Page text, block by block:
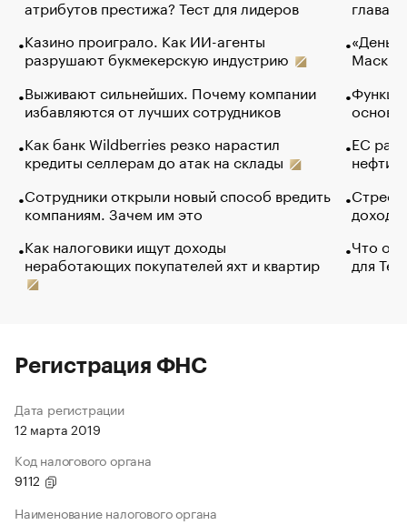
атрибутов престижа? Тест для лидеров
Казино проиграло. Как ИИ-агенты
разрушают букмекерскую индустрию
Выживают сильнейших. Почему компании
избавляются от лучших сотрудников
Как банк Wildberries резко нарастил
кредиты селлерам до атак на склады
Сотрудники открыли новый способ вредить
компаниям. Зачем им это
Как налоговики ищут доходы
неработающих покупателей яхт и квартир
глава
Маск в
основ
ЕС
нефти
Что
для
Регистрация ФНС
Дата регистрации
12 марта 2019
Код налогового органа
9112
Наименование налогового органа